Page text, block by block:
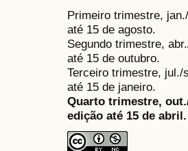
Primeiro trimestre,
até 15 de agosto.
Segundo trimestre,
até 15 de outubro.
Terceiro trimestre, jul./
até 15 de janeiro.
Quarto trimestre,
edição até 15 de abril.